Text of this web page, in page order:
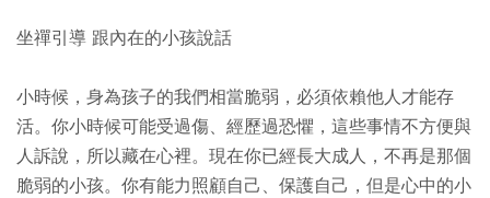
坐禪引導 跟內在的小孩說話
小時候，身為孩子的我們相當脆弱，必須依賴他人才能存
活。你小時候可能受過傷、經歷過恐懼，這些事情不方便與
人訴說，所以藏在心裡。現在你已經長大成人，不再是那個
脆弱的小孩。你有能力照顧自己、保護自己，但是心中的小